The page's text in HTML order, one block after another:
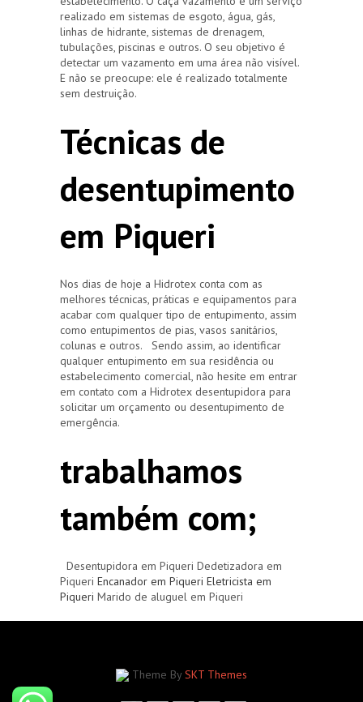
realizado em sistemas de esgoto, água, gás,
linhas de hidrante, sistemas de drenagem,
tubulações, piscinas e outros. O seu objetivo é
detectar um vazamento em uma área não visível.
E não se preocupe: ele é realizado totalmente
sem destruição.
Técnicas de
desentupimento
em Piqueri
Nos dias de hoje a Hidrotex conta com as
melhores técnicas, práticas e equipamentos para
acabar com qualquer tipo de entupimento, assim
como entupimentos de pias, vasos sanitários,
colunas e outros. Sendo assim, ao identificar
qualquer entupimento em sua residência ou
estabelecimento comercial, não hesite em entrar
em contato com a Hidrotex desentupidora para
solicitar um orçamento ou desentupimento de
emergência.
trabalhamos
também com;
Desentupidora em Piqueri Dedetizadora em
Piqueri Encanador em Piqueri Eletricista em
Piqueri Marido de aluguel em Piqueri
Theme By SKT Themes